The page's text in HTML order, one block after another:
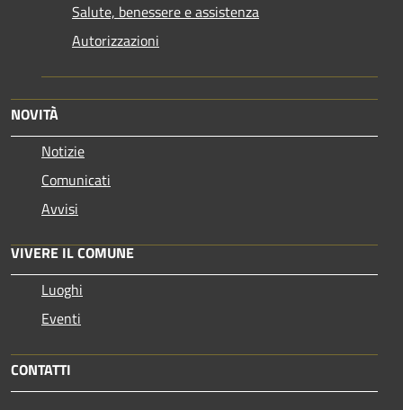
Salute, benessere e assistenza
Autorizzazioni
NOVITÀ
Notizie
Comunicati
Avvisi
VIVERE IL COMUNE
Luoghi
Eventi
CONTATTI